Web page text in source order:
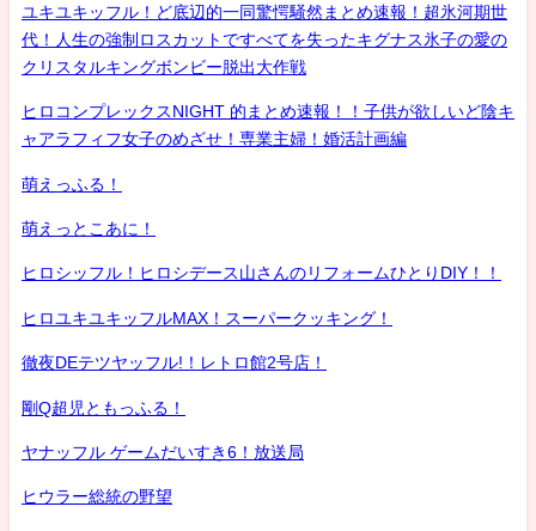
ユキユキッフル！ど底辺的一同驚愕騒然まとめ速報！超氷河期世
代！人生の強制ロスカットですべてを失ったキグナス氷子の愛の
クリスタルキングボンビー脱出大作戦
ヒロコンプレックスNIGHT 的まとめ速報！！子供が欲しいど陰キ
ャアラフィフ女子のめざせ！専業主婦！婚活計画編
萌えっふる！
萌えっとこあに！
ヒロシッフル！ヒロシデース山さんのリフォームひとりDIY！！
ヒロユキユキッフルMAX！スーパークッキング！
徹夜DEテツヤッフル!！レトロ館2号店！
剛Q超児ともっふる！
ヤナッフル ゲームだいすき6！放送局
ヒウラー総統の野望